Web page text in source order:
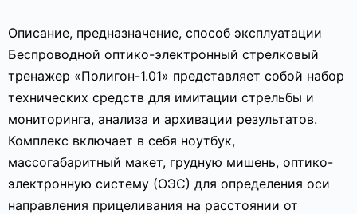
Описание, предназначение, способ эксплуатации
Беспроводной оптико-электронный стрелковый
тренажер «Полигон-1.01» представляет собой набор
технических средств для имитации стрельбы и
мониторинга, анализа и архивации результатов.
Комплекс включает в себя ноутбук,
массогабаритный макет, грудную мишень, оптико-
электронную систему (ОЭС) для определения оси
направления прицеливания на расстоянии от